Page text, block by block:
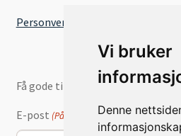
Vi bruker
Denne
Personvernserklæring
Få gode tilbud og nyheter på e-
E-post (Påkrevd)